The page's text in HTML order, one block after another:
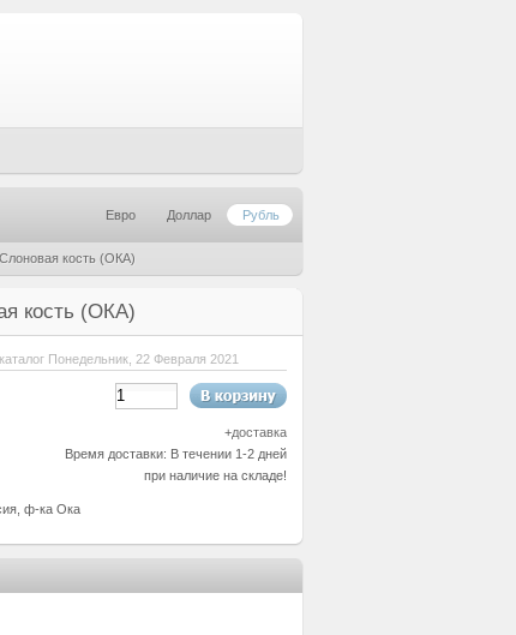
Евро Доллар Рубль
кость (ОКА)
кость (ОКА)
Понедельник, 22 Февраля 2021
+доставка
Время доставки: В течении 1-2 дней
при наличие на складе!
ф-ка Ока